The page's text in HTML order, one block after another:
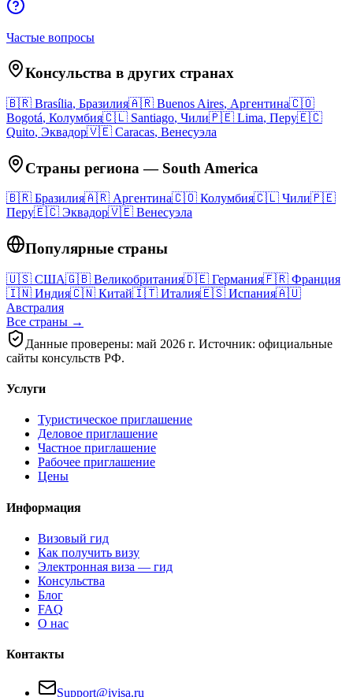
Частые вопросы
Консульства в других странах
🇧🇷 Brasília, Бразилия🇦🇷 Buenos Aires, Аргентина🇨🇴
Bogotá, Колумбия🇨🇱 Santiago, Чили🇵🇪 Lima, Перу🇪🇨
Quito, Эквадор🇻🇪 Caracas, Венесуэла
Страны региона — South America
🇧🇷 Бразилия🇦🇷 Аргентина🇨🇴 Колумбия🇨🇱 Чили🇵🇪
Перу🇪🇨 Эквадор🇻🇪 Венесуэла
Популярные страны
🇺🇸 США🇬🇧 Великобритания🇩🇪 Германия🇫🇷 Франция
🇮🇳 Индия🇨🇳 Китай🇮🇹 Италия🇪🇸 Испания🇦🇺
Австралия
Все страны →
Данные проверены: май 2026 г. Источник: официальные
сайты консульств РФ.
Услуги
Туристическое приглашение
Деловое приглашение
Частное приглашение
Рабочее приглашение
Цены
Информация
Визовый гид
Как получить визу
Электронная виза — гид
Консульства
Блог
FAQ
О нас
Контакты
Support@ivisa.ru